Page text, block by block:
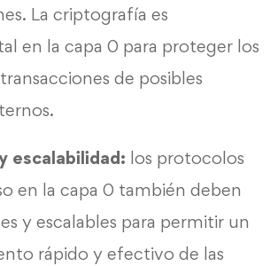
La criptografía es
en la capa 0 para proteger los
de posibles
escalabilidad: los protocolos
en la capa 0 también deben
y escalables para permitir un
rápido y efectivo de las